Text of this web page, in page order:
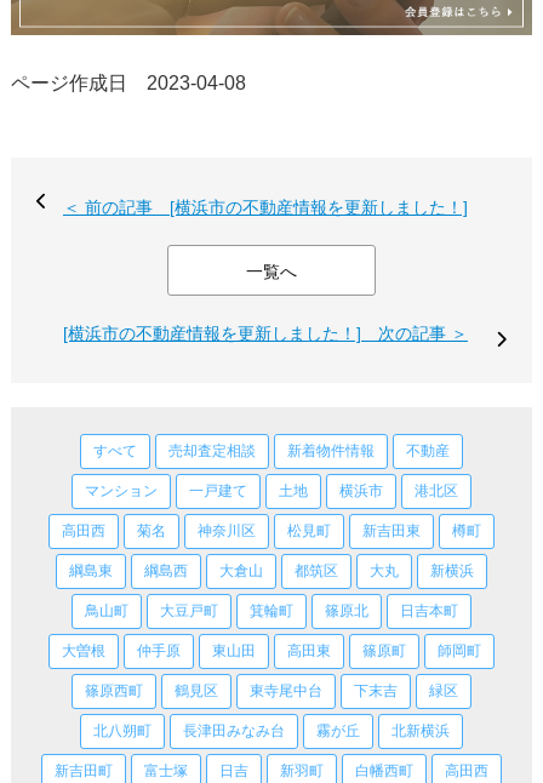
ページ作成日 2023-04-08
＜ 前の記事 [横浜市の不動産情報を更新しました！]
一覧へ
[横浜市の不動産情報を更新しました！] 次の記事 ＞
すべて 売却査定相談 新着物件情報 不動産
マンション 一戸建て 土地 横浜市 港北区
高田西 菊名 神奈川区 松見町 新吉田東 樽町
綱島東 綱島西 大倉山 都筑区 大丸 新横浜
鳥山町 大豆戸町 箕輪町 篠原北 日吉本町
大曽根 仲手原 東山田 高田東 篠原町 師岡町
篠原西町 鶴見区 東寺尾中台 下末吉 緑区
北八朔町 長津田みなみ台 霧が丘 北新横浜
新吉田町 富士塚 日吉 新羽町 白幡西町 高田西